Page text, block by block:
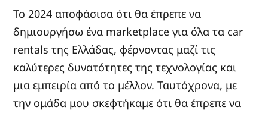
Το 2024 αποφάσισα ότι θα έπρεπε να
δημιουργήσω ένα marketplace για όλα τα car
rentals της Ελλάδας, φέρνοντας μαζί τις
καλύτερες δυνατότητες της τεχνολογίας και
μια εμπειρία από το μέλλον. Ταυτόχρονα, με
την ομάδα μου σκεφτήκαμε ότι θα έπρεπε να